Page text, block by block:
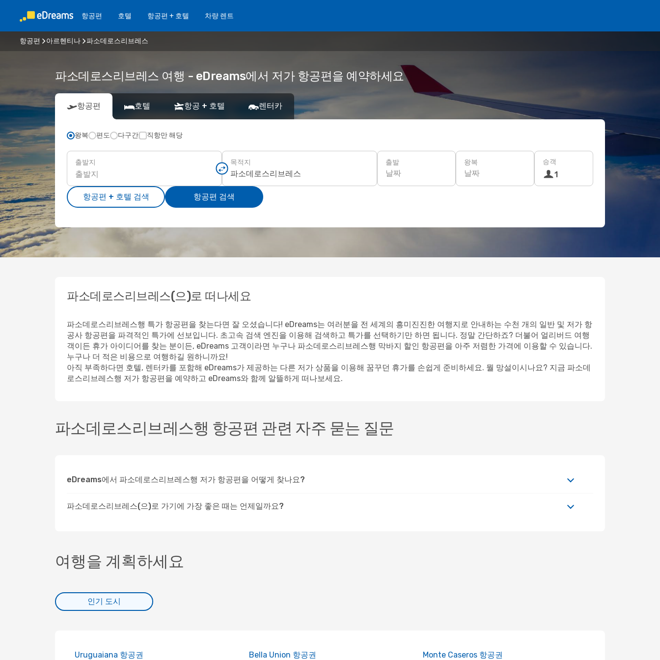
항공편 호텔 항공편 + 호텔 차량 렌트
항공편 아르헨티나 파소데로스리브레스
파소데로스리브레스 여행 - eDreams에서 저가 항공편을 예약하세요
항공편 호텔 항공 + 호텔 렌터카
왕복 편도 다구간 직항만 해당
출발지 목적지 출발
날짜
왕복
날짜
승객
1
항공편 + 호텔 검색 항공편 검색
파소데로스리브레스(으)로 떠나세요
파소데로스리브레스행 특가 항공편을 찾는다면 잘 오셨습니다! eDreams는 여러분을 전 세계의 흥미진진한 여행지로 안내하는 수천 개의 일반 및 저가 항
공사 항공편을 파격적인 특가에 선보입니다. 초고속 검색 엔진을 이용해 검색하고 특가를 선택하기만 하면 됩니다. 정말 간단하죠? 더불어 얼리버드 여행
객이든 휴가 아이디어를 찾는 분이든, eDreams 고객이라면 누구나 파소데로스리브레스행 막바지 할인 항공편을 아주 저렴한 가격에 이용할 수 있습니다.
누구나 더 적은 비용으로 여행하길 원하니까요!
아직 부족하다면 호텔, 렌터카를 포함해 eDreams가 제공하는 다른 저가 상품을 이용해 꿈꾸던 휴가를 손쉽게 준비하세요. 뭘 망설이시나요? 지금 파소데
로스리브레스행 저가 항공편을 예약하고 eDreams와 함께 알뜰하게 떠나보세요.
파소데로스리브레스행 항공편 관련 자주 묻는 질문
eDreams에서 파소데로스리브레스행 저가 항공편을 어떻게 찾나요?
파소데로스리브레스(으)로 가기에 가장 좋은 때는 언제일까요?
여행을 계획하세요
인기 도시
Uruguaiana 항공권 Bella Union 항공권 Monte Caseros 항공권